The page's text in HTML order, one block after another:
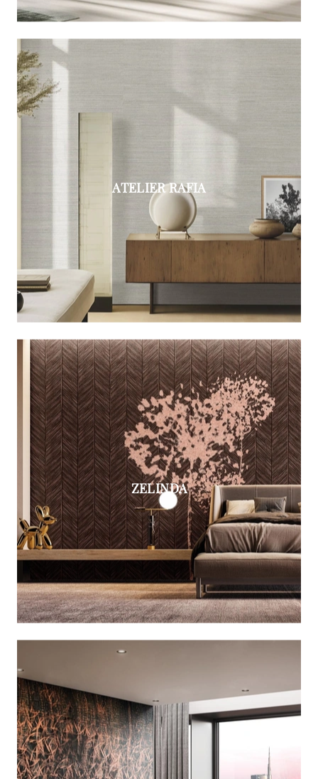
ATELIER RAFIA
ZELINDA